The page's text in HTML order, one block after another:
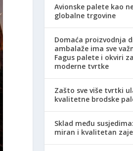
Avionske palete kao
globalne trgovine
Domaća proizvodnja
ambalaže ima sve
Fagus palete i okviri
moderne tvrtke
Zašto sve više tvrtki
kvalitetne brodske
Sklad među
miran i kvalitetan